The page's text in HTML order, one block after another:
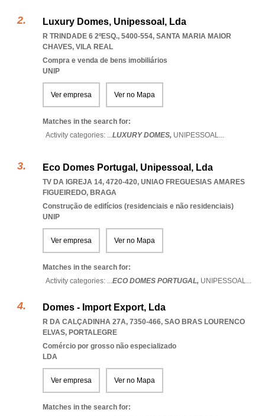
Luxury Domes, Unipessoal, Lda
R TRINDADE 6 2ºESQ., 5400-554, SANTA MARIA MAIOR
CHAVES, VILA REAL
Compra e venda de bens imobiliários
UNIP
Ver empresa Ver no Mapa
Matches in the search for:
Activity categories: ...LUXURY DOMES, UNIPESSOAL...
Eco Domes Portugal, Unipessoal, Lda
TV DA IGREJA 14, 4720-420, UNIAO FREGUESIAS AMARES
FIGUEIREDO, BRAGA
Construção de edifícios (residenciais e não residenciais)
UNIP
Ver empresa Ver no Mapa
Matches in the search for:
Activity categories: ...ECO DOMES PORTUGAL, UNIPESSOAL...
Domes - Import Export, Lda
R DA CALÇADINHA 27A, 7350-466, SAO BRAS LOURENCO
ELVAS, PORTALEGRE
Comércio por grosso não especializado
LDA
Ver empresa Ver no Mapa
Matches in the search for: